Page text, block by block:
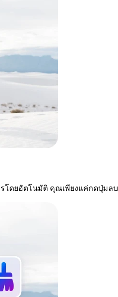
โดยอัตโนมัติ คุณเพียงแค่กดปุ่มลบ